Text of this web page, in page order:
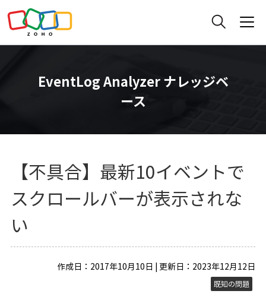
EventLog Analyzer ナレッジベ
ース
【不具合】最新10イベントで
スクロールバーが表示されな
い
作成日：2017年10月10日 | 更新日：2023年12月12日
既知の問題